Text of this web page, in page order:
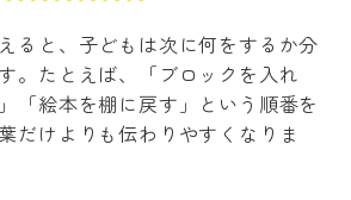
ると、子どもは次に何をするか分
。たとえば、「ブロックを入れ
「絵本を棚に戻す」という順番を
だけよりも伝わりやすくなりま